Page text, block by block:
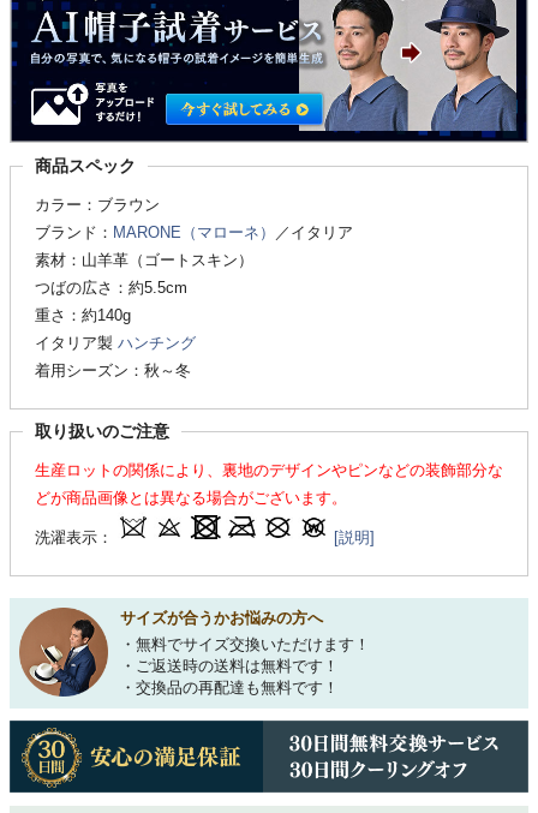
商品スペック
カラー：ブラウン
ブランド： MARONE（マローネ）
／イタリア
素材：山羊革（ゴートスキン）
つばの広さ：約5.5cm
重さ：約140g
イタリア製 ハンチング
着用シーズン：秋～冬
取り扱いのご注意
生産ロットの関係により、裏地のデザインやピンなどの装飾部分な
どが商品画像とは異なる場合がございます。
洗濯表示： [説明]
サイズが合うかお悩みの方へ
・無料でサイズ交換いただけます！
・ご返送時の送料は無料です！
・交換品の再配達も無料です！